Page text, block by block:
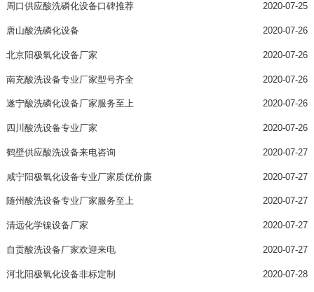
周口供应酸洗磷化设备口碑推荐 2020-07-25
唐山酸洗磷化设备 2020-07-26
北京阳极氧化设备厂家 2020-07-26
南充酸洗设备专业厂家型号齐全 2020-07-26
遂宁酸洗磷化设备厂家服务至上 2020-07-26
四川酸洗设备专业厂家 2020-07-26
鹤壁供应酸洗设备来电咨询 2020-07-27
咸宁阳极氧化设备专业厂家质优价廉 2020-07-27
随州酸洗设备专业厂家服务至上 2020-07-27
清远化学镍设备厂家 2020-07-27
自贡酸洗设备厂家欢迎来电 2020-07-27
河北阳极氧化设备非标定制 2020-07-28